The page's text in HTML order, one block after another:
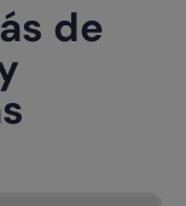
de